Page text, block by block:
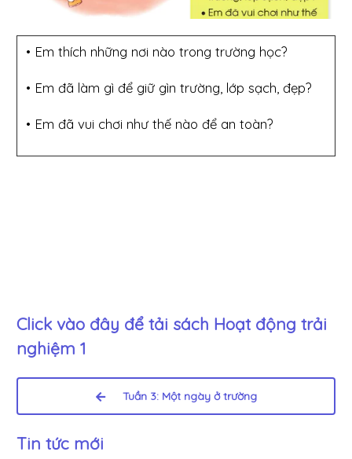
• Em thích những nơi nào trong trường học?
• Em đã làm gì để giữ gìn trường, lớp sạch, đẹp?
• Em đã vui chơi như thế nào để an toàn?
Click vào đây để tải sách Hoạt động trải
nghiệm 1
Tuần 3: Một ngày ở trường
Tin tức mới